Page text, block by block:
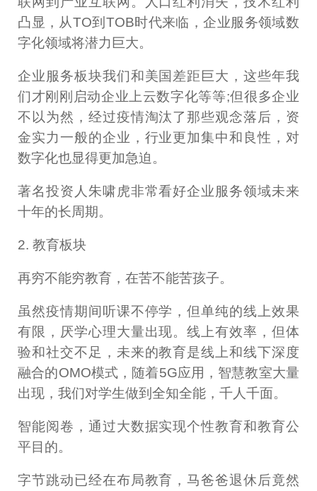
凸显，从TO到TOB时代来临，企业服务领域数
字化领域将潜力巨大。
企业服务板块我们和美国差距巨大，这些年我
们才刚刚启动企业上云数字化等等;但很多企业
不以为然，经过疫情淘汰了那些观念落后，资
金实力一般的企业，行业更加集中和良性，对
数字化也显得更加急迫。
著名投资人朱啸虎非常看好企业服务领域未来
十年的长周期。
2. 教育板块
再穷不能穷教育，在苦不能苦孩子。
虽然疫情期间听课不停学，但单纯的线上效果
有限，厌学心理大量出现。线上有效率，但体
验和社交不足，未来的教育是线上和线下深度
融合的OMO模式，随着5G应用，智慧教室大量
出现，我们对学生做到全知全能，千人千面。
智能阅卷，通过大数据实现个性教育和教育公
平目的。
字节跳动已经在布局教育，马爸爸退休后竟然